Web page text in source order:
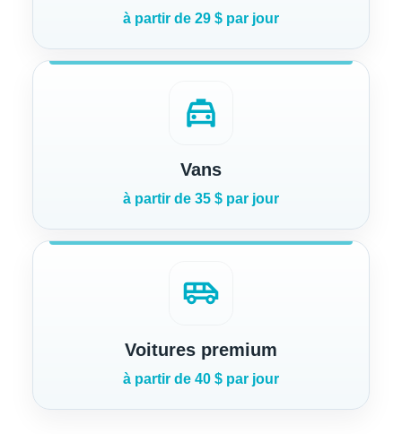
à partir de 29 $ par jour
local_taxi
Vans
à partir de 35 $ par jour
airport_shuttle
Voitures premium
à partir de 40 $ par jour